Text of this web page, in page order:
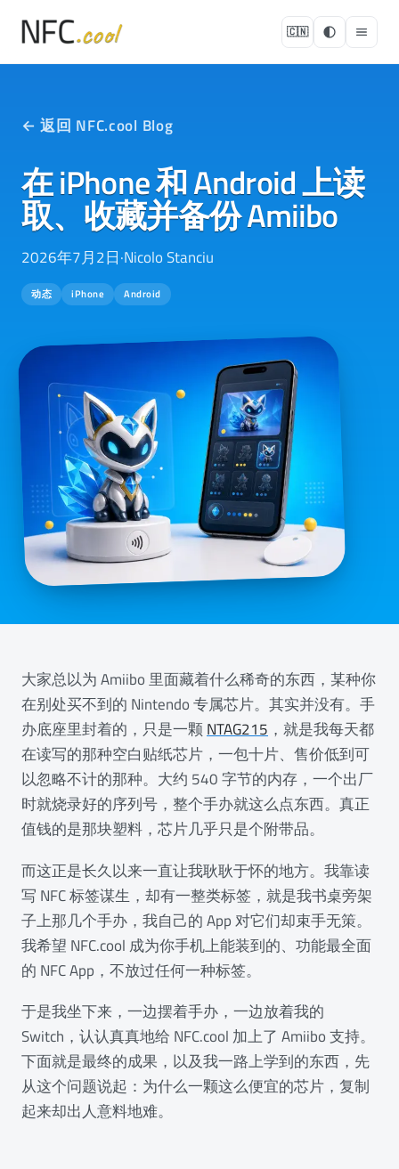
🇨🇳
← 返回 NFC.cool Blog
在 iPhone 和 Android 上读
取、收藏并备份 Amiibo
2026年7月2日·Nicolo Stanciu
动态 iPhone Android
大家总以为 Amiibo 里面藏着什么稀奇的东西，某种你
在别处买不到的 Nintendo 专属芯片。其实并没有。手
办底座里封着的，只是一颗 NTAG215 ，就是我每天都
在读写的那种空白贴纸芯片，一包十片、售价低到可
以忽略不计的那种。大约 540 字节的内存，一个出厂
时就烧录好的序列号，整个手办就这么点东西。真正
值钱的是那块塑料，芯片几乎只是个附带品。
而这正是长久以来一直让我耿耿于怀的地方。我靠读
写 NFC 标签谋生，却有一整类标签，就是我书桌旁架
子上那几个手办，我自己的 App 对它们却束手无策。
我希望 NFC.cool 成为你手机上能装到的、功能最全面
的 NFC App，不放过任何一种标签。
于是我坐下来，一边摆着手办，一边放着我的
Switch，认认真真地给 NFC.cool 加上了 Amiibo 支持。
下面就是最终的成果，以及我一路上学到的东西，先
从这个问题说起：为什么一颗这么便宜的芯片，复制
起来却出人意料地难。